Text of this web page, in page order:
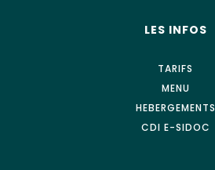
LES INFOS
TARIFS
MENU
HEBERGEMENTS
CDI E-SIDOC